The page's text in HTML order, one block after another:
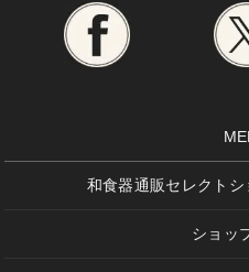
和食器通販セレクト
ショッ